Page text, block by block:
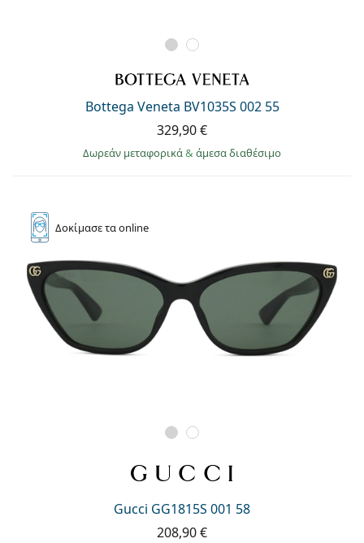
Bottega Veneta BV1035S 002 55
329,90 €
Δωρεάν μεταφορικά& άμεσα διαθέσιμο
Δοκίμασετα online
Gucci GG1815S 001 58
208,90 €